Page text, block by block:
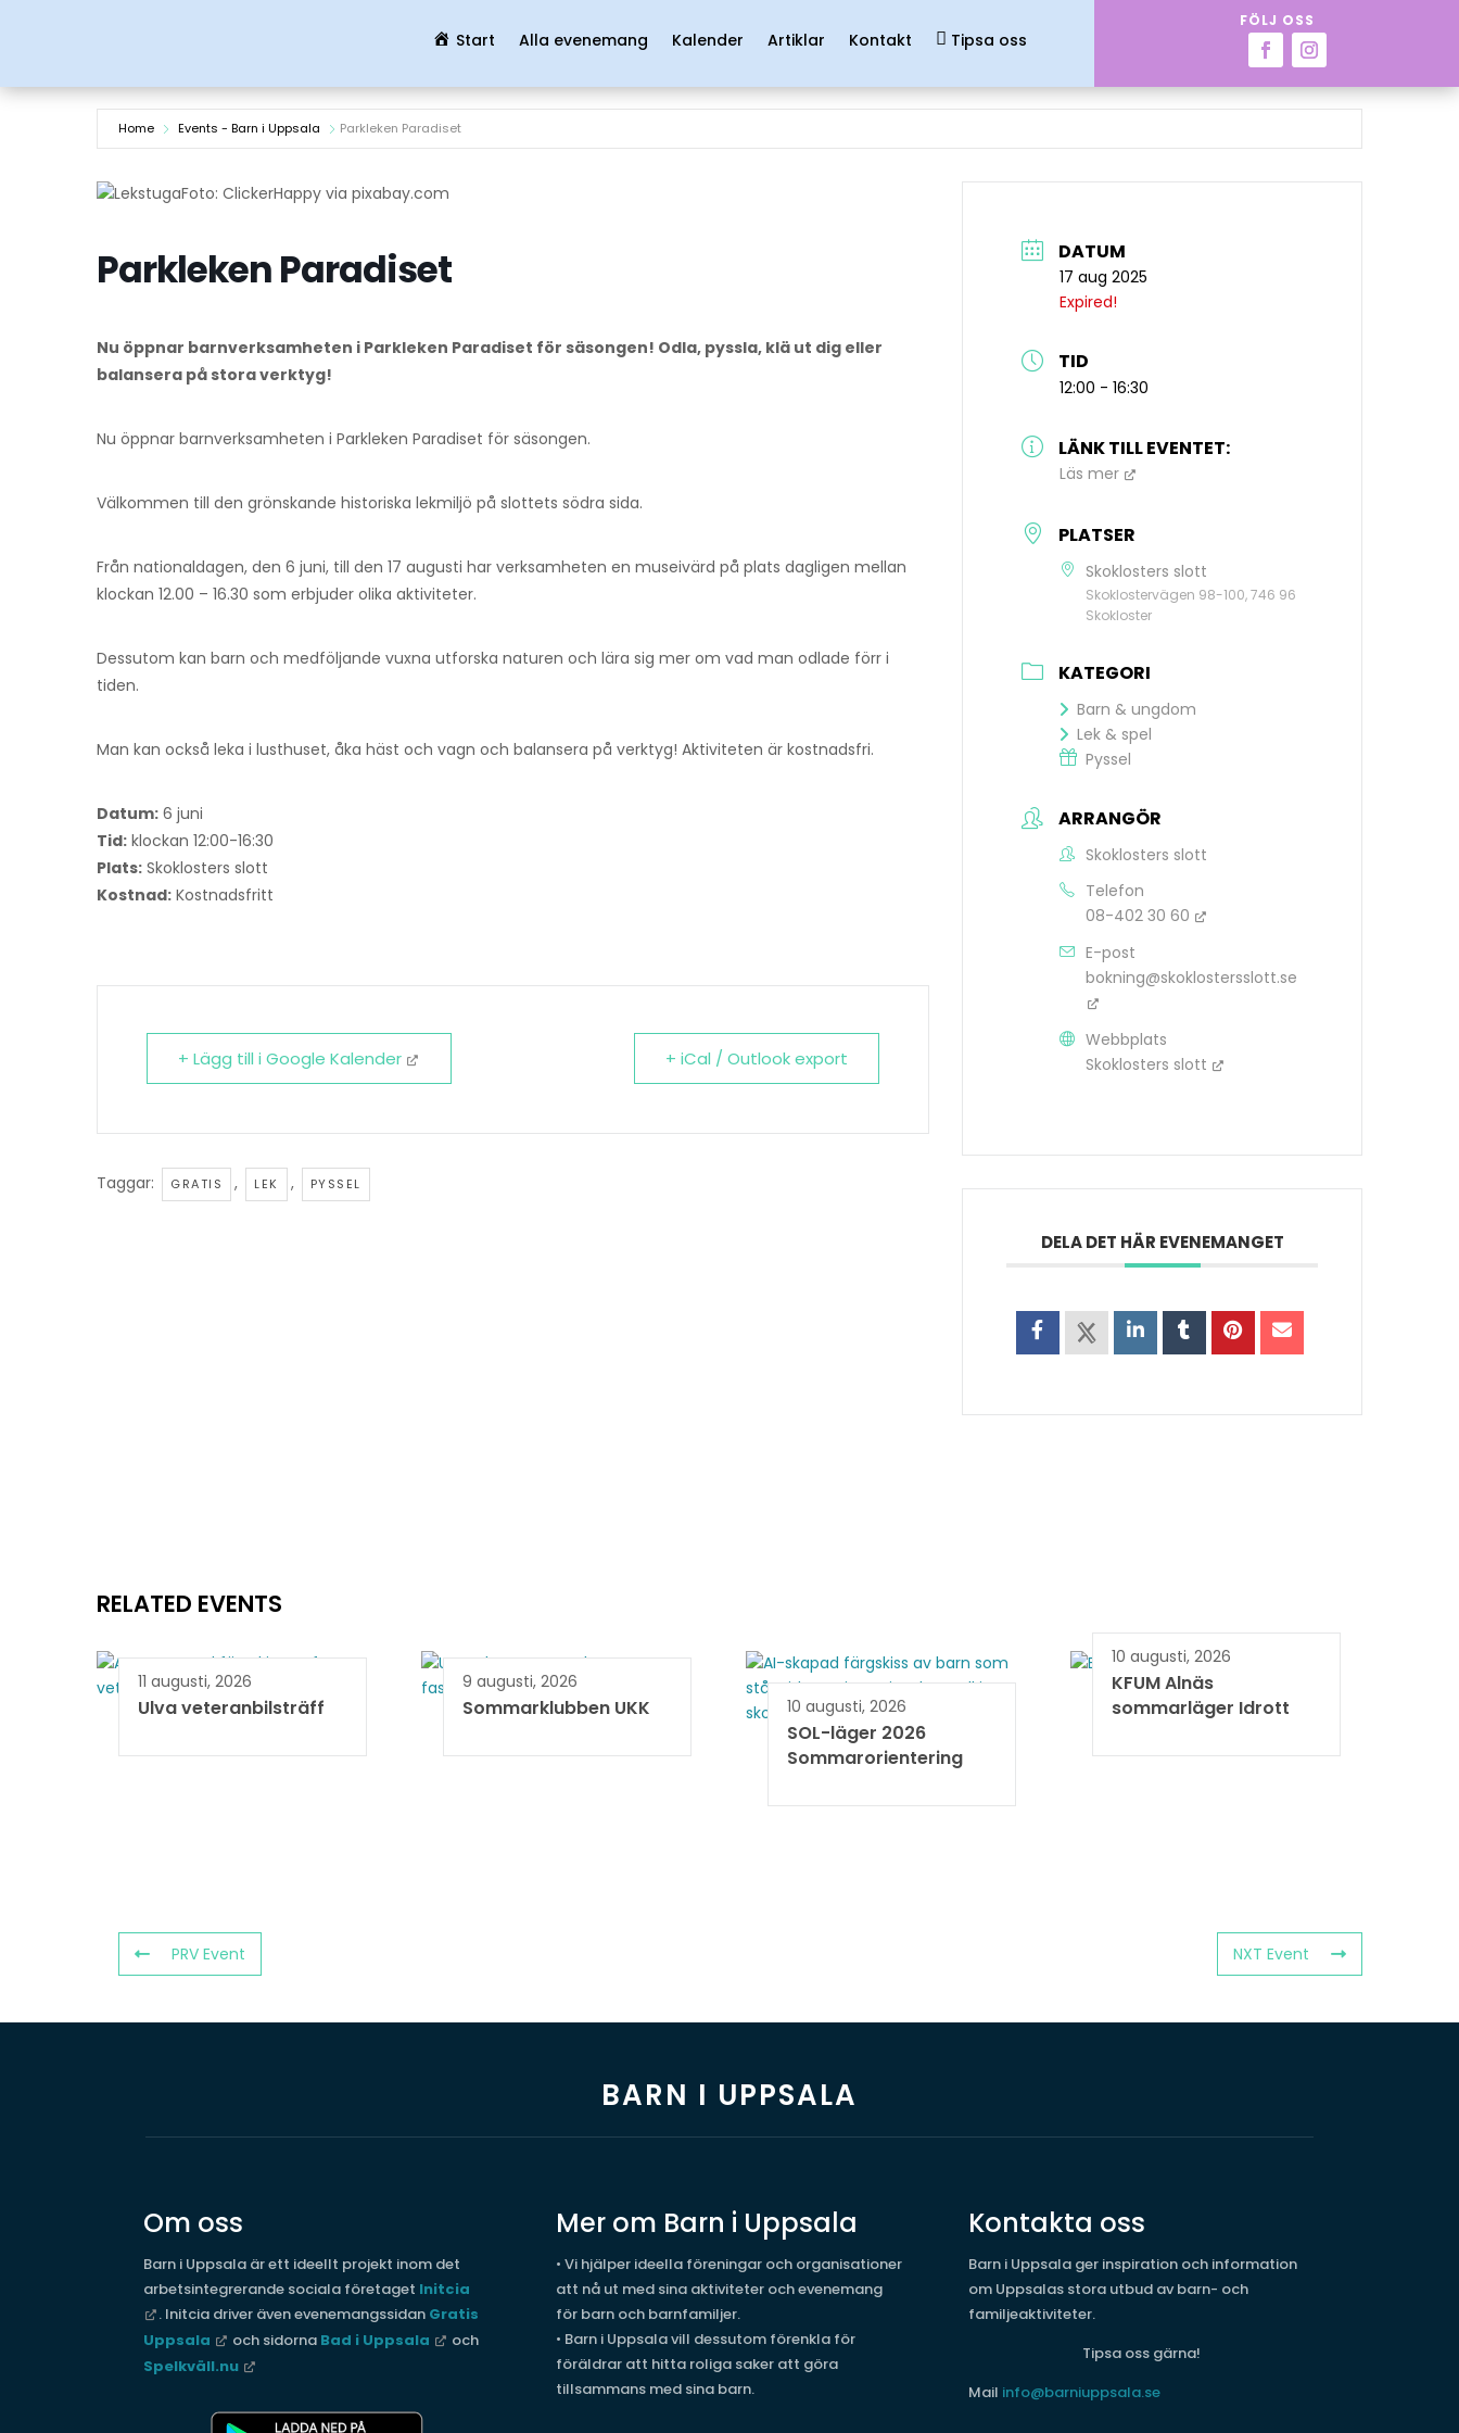
Start Alla evenemang Kalender Artiklar Kontakt Tipsa oss
FÖLJ OSS
Home Events - Barn i Uppsala Parkleken Paradiset
Foto: ClickerHappy via pixabay.com
Parkleken Paradiset
Nu öppnar barnverksamheten i Parkleken Paradiset för säsongen! Odla, pyssla, klä ut dig eller
balansera på stora verktyg!
Nu öppnar barnverksamheten i Parkleken Paradiset för säsongen.
Välkommen till den grönskande historiska lekmiljö på slottets södra sida.
Från nationaldagen, den 6 juni, till den 17 augusti har verksamheten en museivärd på plats dagligen mellan
klockan 12.00 – 16.30 som erbjuder olika aktiviteter.
Dessutom kan barn och medföljande vuxna utforska naturen och lära sig mer om vad man odlade förr i
tiden.
Man kan också leka i lusthuset, åka häst och vagn och balansera på verktyg! Aktiviteten är kostnadsfri.
Datum: 6 juni
Tid: klockan 12:00-16:30
Plats: Skoklosters slott
Kostnad: Kostnadsfritt
+ Lägg till i Google Kalender + iCal / Outlook export
Taggar: GRATIS , LEK , PYSSEL
DATUM
17 aug 2025
Expired!
TID
12:00 - 16:30
LÄNK TILL EVENTET:
Läs mer
PLATSER
Skoklosters slott
Skoklostervägen 98-100, 746 96
Skokloster
KATEGORI
Barn & ungdom
Lek & spel
Pyssel
ARRANGÖR
Skoklosters slott
Telefon
08-402 30 60
E-post
bokning@skoklostersslott.se
Webbplats
Skoklosters slott
DELA DET HÄR EVENEMANGET
RELATED EVENTS
11 augusti, 2026
Ulva veteranbilsträff
9 augusti, 2026
Sommarklubben UKK 10 augusti, 2026
SOL-läger 2026
Sommarorientering
10 augusti, 2026
KFUM Alnäs
sommarläger Idrott
PRV Event NXT Event
BARN I UPPSALA
Om oss
Barn i Uppsala är ett ideellt projekt inom det
arbetsintegrerande sociala företaget Initcia
. Initcia driver även evenemangssidan Gratis
Uppsala
och sidorna Bad i Uppsala
och
Spelkväll.nu
Mer om Barn i Uppsala
• Vi hjälper ideella föreningar och organisationer
att nå ut med sina aktiviteter och evenemang
för barn och barnfamiljer.
• Barn i Uppsala vill dessutom förenkla för
föräldrar att hitta roliga saker att göra
tillsammans med sina barn.
Kontakta oss
Barn i Uppsala ger inspiration och information
om Uppsalas stora utbud av barn- och
familjeaktiviteter.
Tipsa oss gärna!
Mail info@barniuppsala.se